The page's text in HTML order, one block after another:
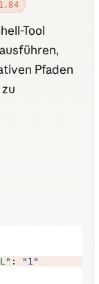
Tool
Pfaden
:
"1"